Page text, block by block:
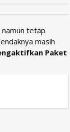
namun tetap
masih
Paket